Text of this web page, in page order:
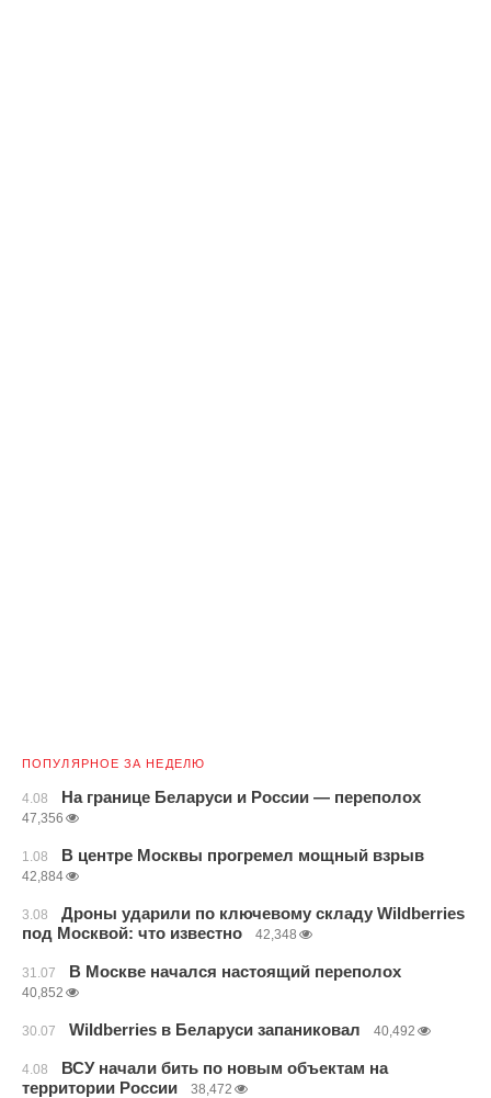
ПОПУЛЯРНОЕ ЗА НЕДЕЛЮ
4.08 На границе Беларуси и России — переполох
47,356
1.08 В центре Москвы прогремел мощный взрыв
42,884
3.08
Дроны ударили по ключевому складу Wildberries
под Москвой: что известно
42,348
31.07 В Москве начался настоящий переполох
40,852
30.07 Wildberries в Беларуси запаниковал 40,492
4.08
ВСУ начали бить по новым объектам на
территории России
38,472